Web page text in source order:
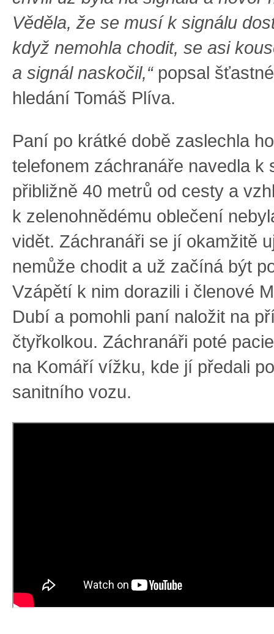
Věděla, že se musí k signálu
když nemohla chodit, se asi
a signál naskočil,“popsal
hledání Tomáš Plíva.
Paní po krátké době zaslechla
telefonem záchranáře navedla k
přibližně 40 metrů od cesty a
k zelenohnědému oblečení
vidět. Záchranáři se jí okamžitě
nemůže chodit a už začíná být
Vzápětí k nim dorazili i členové
Dubí a pomohli paní naložit na
čtyřkolkou. Záchranáři poté
na Komáří vížku, kde jí předali
sanitního vozu.